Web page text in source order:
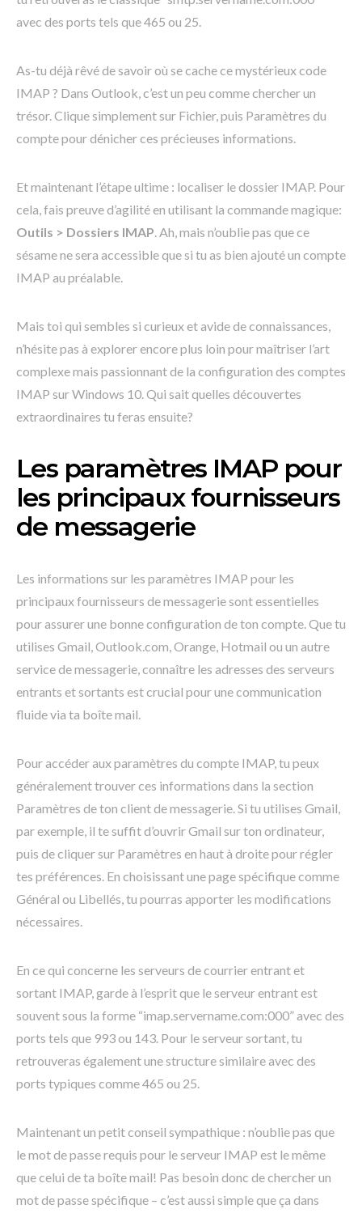
avec des ports tels que 465 ou 25.
As-tu déjà rêvé de savoir où se cache ce mystérieux code
IMAP ? Dans Outlook, c’est un peu comme chercher un
trésor. Clique simplement sur Fichier, puis Paramètres du
compte pour dénicher ces précieuses informations.
Et maintenant l’étape ultime : localiser le dossier IMAP. Pour
cela, fais preuve d’agilité en utilisant la commande magique:
Outils > Dossiers IMAP . Ah, mais n’oublie pas que ce
sésame ne sera accessible que si tu as bien ajouté un compte
IMAP au préalable.
Mais toi qui sembles si curieux et avide de connaissances,
n’hésite pas à explorer encore plus loin pour maîtriser l’art
complexe mais passionnant de la configuration des comptes
IMAP sur Windows 10. Qui sait quelles découvertes
extraordinaires tu feras ensuite?
Les paramètres IMAP pour
les principaux fournisseurs
de messagerie
Les informations sur les paramètres IMAP pour les
principaux fournisseurs de messagerie sont essentielles
pour assurer une bonne configuration de ton compte. Que tu
utilises Gmail, Outlook.com, Orange, Hotmail ou un autre
service de messagerie, connaître les adresses des serveurs
entrants et sortants est crucial pour une communication
fluide via ta boîte mail.
Pour accéder aux paramètres du compte IMAP, tu peux
généralement trouver ces informations dans la section
Paramètres de ton client de messagerie. Si tu utilises Gmail,
par exemple, il te suffit d’ouvrir Gmail sur ton ordinateur,
puis de cliquer sur Paramètres en haut à droite pour régler
tes préférences. En choisissant une page spécifique comme
Général ou Libellés, tu pourras apporter les modifications
nécessaires.
En ce qui concerne les serveurs de courrier entrant et
sortant IMAP, garde à l’esprit que le serveur entrant est
souvent sous la forme “imap.servername.com:000” avec des
ports tels que 993 ou 143. Pour le serveur sortant, tu
retrouveras également une structure similaire avec des
ports typiques comme 465 ou 25.
Maintenant un petit conseil sympathique : n’oublie pas que
le mot de passe requis pour le serveur IMAP est le même
que celui de ta boîte mail! Pas besoin donc de chercher un
mot de passe spécifique – c’est aussi simple que ça dans